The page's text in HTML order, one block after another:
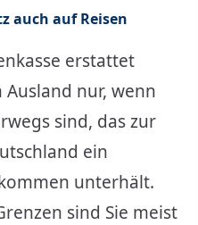
auch auf Reisen
erstattet
nur, wenn
sind, das zur
ein
unterhält.
sind Sie meist